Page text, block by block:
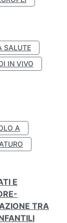
SALUTE
IN VIVO
A
E
TRA